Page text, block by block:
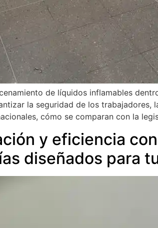
de líquidos inflamables
la seguridad de los
cómo se comparan con la
y eficiencia
diseñados para